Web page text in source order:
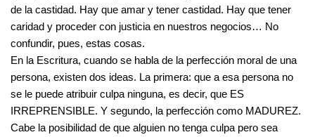
de la castidad. Hay que amar y tener castidad. Hay que tener
caridad y proceder con justicia en nuestros negocios… No
confundir, pues, estas cosas.
En la Escritura, cuando se habla de la perfección moral de una
persona, existen dos ideas. La primera: que a esa persona no
se le puede atribuir culpa ninguna, es decir, que ES
IRREPRENSIBLE. Y segundo, la perfección como MADUREZ.
Cabe la posibilidad de que alguien no tenga culpa pero sea